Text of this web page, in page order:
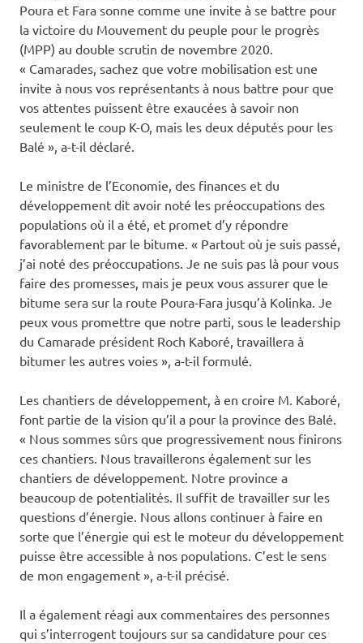
Poura et Fara sonne comme une invite à se battre pour
la victoire du Mouvement du peuple pour le progrès
(MPP) au double scrutin de novembre 2020.
« Camarades, sachez que votre mobilisation est une
invite à nous vos représentants à nous battre pour que
vos attentes puissent être exaucées à savoir non
seulement le coup K-O, mais les deux députés pour les
Balé », a-t-il déclaré.
Le ministre de l’Economie, des finances et du
développement dit avoir noté les préoccupations des
populations où il a été, et promet d’y répondre
favorablement par le bitume. « Partout où je suis passé,
j’ai noté des préoccupations. Je ne suis pas là pour vous
faire des promesses, mais je peux vous assurer que le
bitume sera sur la route Poura-Fara jusqu’à Kolinka. Je
peux vous promettre que notre parti, sous le leadership
du Camarade président Roch Kaboré, travaillera à
bitumer les autres voies », a-t-il formulé.
Les chantiers de développement, à en croire M. Kaboré,
font partie de la vision qu’il a pour la province des Balé.
« Nous sommes sûrs que progressivement nous finirons
ces chantiers. Nous travaillerons également sur les
chantiers de développement. Notre province a
beaucoup de potentialités. Il suffit de travailler sur les
questions d’énergie. Nous allons continuer à faire en
sorte que l’énergie qui est le moteur du développement
puisse être accessible à nos populations. C’est le sens
de mon engagement », a-t-il précisé.
Il a également réagi aux commentaires des personnes
qui s’interrogent toujours sur sa candidature pour ces